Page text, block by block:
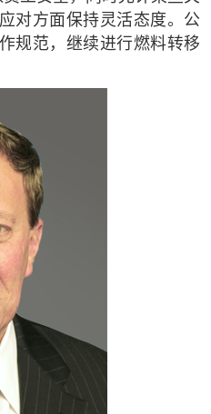
对方面保持灵活态度。公
规范，继续进行燃料转移